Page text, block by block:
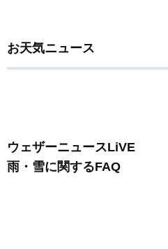
お天気ニュース
ウェザーニュースLiVE
雨・雪に関するFAQ